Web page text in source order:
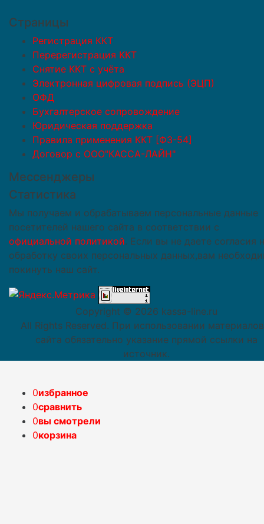
Страницы
Регистрация ККТ
Перерегистрация ККТ
Снятие ККТ с учёта
Электронная цифровая подпись (ЭЦП)
ОФД
Бухгалтерское сопровождение
Юридическая поддержка
Правила применения ККТ [ФЗ-54]
Договор с ООО"КАССА-ЛАЙН"
Мессенджеры
Статистика
Мы получаем и обрабатываем персональные данные
посетителей нашего сайта в соответствии с
официальной политикой. Если вы не даете согласия
обработку своих персональных данных,вам
покинуть наш сайт.
Copyright © 2026 kassa-line.ru
All Rights Reserved. При использовании
сайта обязательно указание прямой ссылки на
источник.
0избранное
0сравнить
0вы смотрели
0корзина